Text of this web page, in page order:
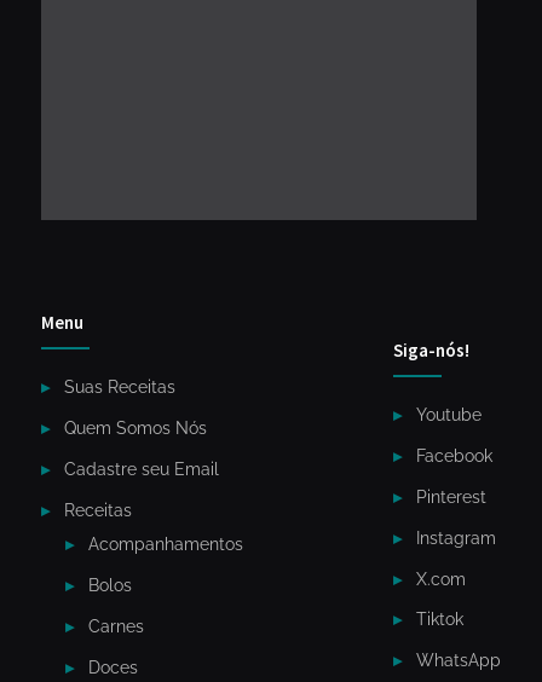
Menu
Suas Receitas
Quem Somos Nós
Cadastre seu Email
Receitas
Acompanhamentos
Bolos
Carnes
Doces
Siga-nós!
Youtube
Facebook
Pinterest
Instagram
X.com
Tiktok
WhatsApp